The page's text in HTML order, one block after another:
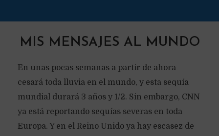
MIS MENSAJES AL MUNDO
En unas pocas semanas a partir de ahora
cesará toda lluvia en el mundo, y esta sequía
mundial durará 3 años y 1/2. Sin embargo, CNN
ya está reportando sequías severas en toda
Europa. Y en el Reino Unido ya hay escasez de